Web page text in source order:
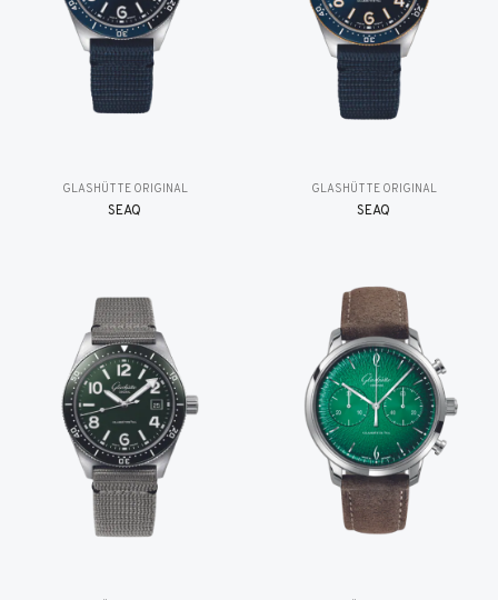
GLASHÜTTE ORIGINAL
SEAQ
GLASHÜTTE ORIGINAL
SEAQ